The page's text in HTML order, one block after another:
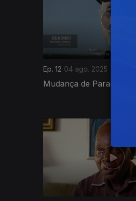
Ep. 12 04 ago. 2025
Mudança de Paradigma